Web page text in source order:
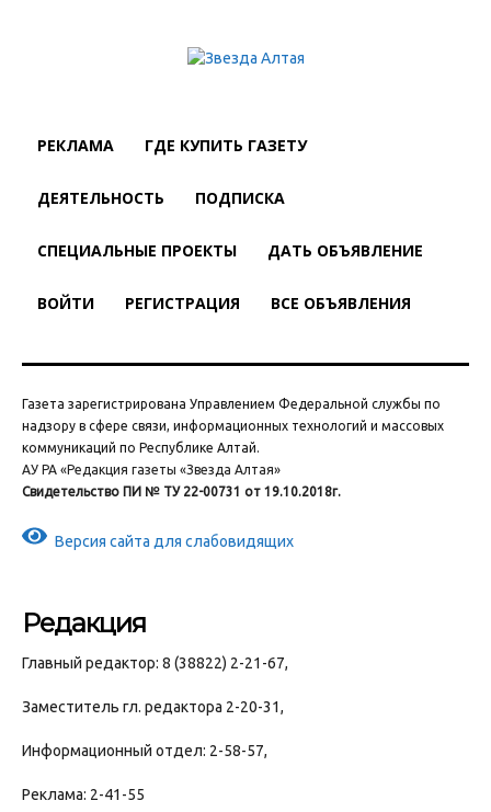
РЕКЛАМА ГДЕ КУПИТЬ ГАЗЕТУ
ДЕЯТЕЛЬНОСТЬ ПОДПИСКА
СПЕЦИАЛЬНЫЕ ПРОЕКТЫ ДАТЬ ОБЪЯВЛЕНИЕ
ВОЙТИ РЕГИСТРАЦИЯ ВСЕ ОБЪЯВЛЕНИЯ
Газета зарегистрирована Управлением Федеральной службы по
надзору в сфере связи, информационных технологий и массовых
коммуникаций по Республике Алтай.
АУ РА «Редакция газеты «Звезда Алтая»
Свидетельство ПИ № ТУ 22-00731 от 19.10.2018г.
Версия сайта для слабовидящих
Редакция
Главный редактор: 8 (38822) 2-21-67,
Заместитель гл. редактора 2-20-31,
Информационный отдел: 2-58-57,
Реклама: 2-41-55